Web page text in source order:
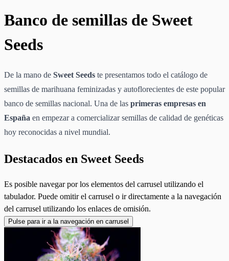
Banco de semillas de Sweet
Seeds
De la mano de Sweet Seeds te presentamos todo el catálogo de
semillas de marihuana feminizadas y autoflorecientes de este popular
banco de semillas nacional. Una de las primeras empresas en
España en empezar a comercializar semillas de calidad de genéticas
hoy reconocidas a nivel mundial.
Destacados en Sweet Seeds
Es posible navegar por los elementos del carrusel utilizando el
tabulador. Puede omitir el carrusel o ir directamente a la navegación
del carrusel utilizando los enlaces de omisión.
Pulse para ir a la navegación en carrusel